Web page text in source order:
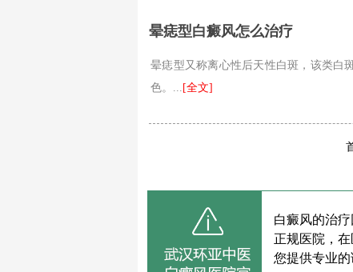
晕痣型白癜风怎么治疗
晕痣型又称离心性后天性白斑，该类白
色。... [全文]
白癜风的治
正规医院，
您提供专业的